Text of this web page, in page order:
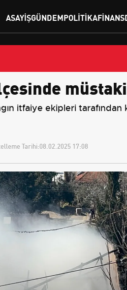
ASAYIŞGÜNDEMPOLITIKAFINANS
itfaiye ekipleri
Tarihi:08.02.2025 17:08